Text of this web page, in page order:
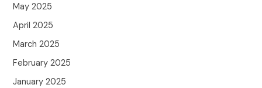
May 2025
April 2025
March 2025
February 2025
January 2025